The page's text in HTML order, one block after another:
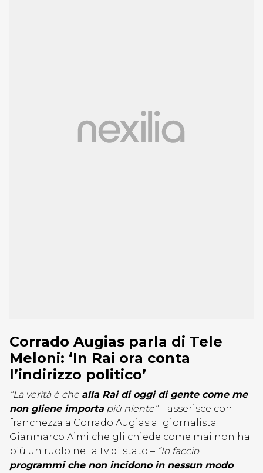
Corrado Augias parla di Tele
Meloni: ‘In Rai ora conta
l’indirizzo politico’
“La verità è che alla Rai di oggi di gente come me
non gliene importapiù niente”– asserisce con
franchezza a Corrado Augias al giornalista
Gianmarco Aimi che gli chiede come mai non ha
più un ruolo nella tv di stato – “Io faccio
programmi che non incidono in nessun modo